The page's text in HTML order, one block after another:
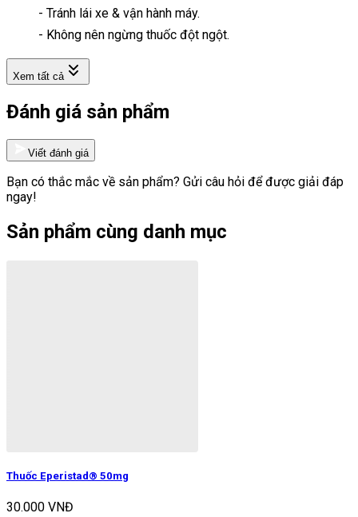
- Tránh lái xe & vận hành máy.
- Không nên ngừng thuốc đột ngột.
Xem tất cả
Đánh giá sản phẩm
Viết đánh giá
Bạn có thắc mắc về sản phẩm? Gửi câu hỏi để được giải đáp
ngay!
Sản phẩm cùng danh mục
Thuốc Eperistad® 50mg
30.000 VNĐ